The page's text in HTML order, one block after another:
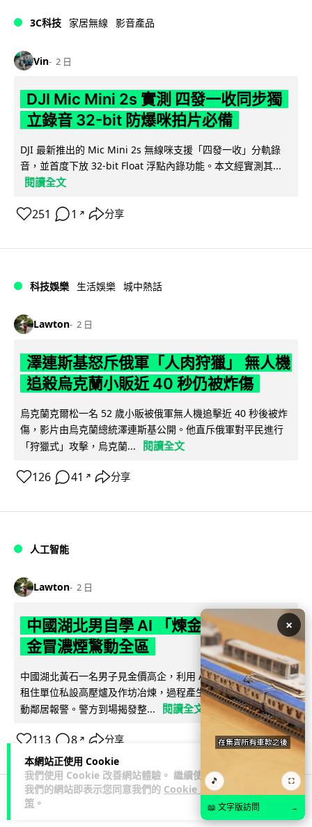
本網站正使用 Cookie
我們使用 Cookie 改善網站體驗。 繼續使用
我們的網站即表示您同意我們的 Cookie 政
策 。
3C科技 家居無線 影音產品
Vin 2 日
DJI Mic Mini 2s 實測 四發一收同步獨
立錄音 32-bit 防爆咪拍片必備
DJI 最新推出的 Mic Mini 2s 無線咪支援「四發一收」分軌錄
音，並首度下放 32-bit Float 浮點內錄功能。本文經實測其...
閱讀全文
251 1 ↗ 分享
科技娛樂 生活娛樂 城中熱話
Lawton 2 日
澤連斯基怒斥俄軍「人肉狩獵」 無人機
追殺烏克蘭小販近 40 秒仍被炸傷
烏克蘭克爾松一名 52 歲小販被俄軍無人機追擊近 40 秒後被炸
傷，影片由烏克蘭總統澤連斯基公開。他直斥俄軍對平民進行
「狩獵式」攻擊，烏克蘭...
閱讀全文
126 41 ↗ 分享
人工智能
Lawton 2 日
中國湖北男自學 AI 「煉金術」 屋內煉
金冒濃煙驚動全區
中國湖北黃石一名男子見金價高企，利用 AI 自學提煉黃金，在
租住單位私設高壓爐及作坊冶煉，過程產生大量刺鼻濃煙，驚
動鄰居報警。警方到場揭發整...
閱讀全文
113 8 ↗ 分享
3C科技
×
🎵 ⛶
📖 文字版訪問 →